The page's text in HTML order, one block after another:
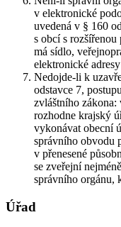
v elektronické
uvedená v § 160
s obcí s
má sídlo,
elektronické
Nedojde-li k
odstavce 7,
zvláštního zákona:
rozhodne krajský
vykonávat obecní
správního obvodu
v přenesené
se zveřejní
správního orgánu,
Úřad